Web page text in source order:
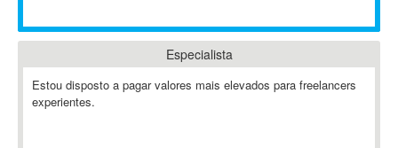
Ableton Push
Abstract
Abstract Window Toolkit (AWT)
Absynth
Especialista
Estou disposto a pagar valores mais elevados para freelancers
experientes.